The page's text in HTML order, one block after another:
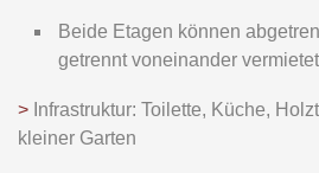
Beide Etagen können
getrennt voneinander
> Infrastruktur: Toilette, Küche,
kleiner Garten